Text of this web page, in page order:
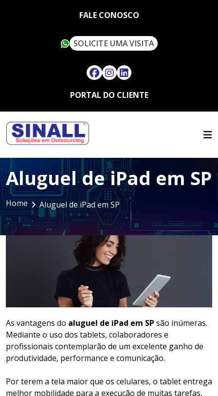
FALE CONOSCO
SOLICITE UMA VISITA
PORTAL DO CLIENTE
QUEM SOMOS
OUTSOURCING
LOCAÇÃO DE IMPRESSORAS
MULTIFUNCIONAIS
LOCAÇÃO DE IMPRESSORAS
TÉRMICAS
LOCAÇÃO DE NOTEBOOKS E
SMARTPHONES
GESTÃO DOCUMENTAL
ASSINATURA DIGITAL
ASSISTÊNCIA TÉCNICA
SUPRIMENTOS
SINALL VERDE
ARTIGOS
FALE CONOSCO
CONTATO
TRABALHE CONOSCO
Aluguel de iPad em SP
Home Aluguel de iPad em SP
As vantagens do aluguel de iPad em SP são inúmeras.
Mediante o uso dos tablets, colaboradores e
profissionais contemplarão de um excelente ganho de
produtividade, performance e comunicação.
Por terem a tela maior que os celulares, o tablet entrega
melhor mobilidade para a execução de muitas tarefas,